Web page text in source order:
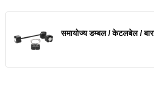
समायोज्य डम्बल / केटलबेल /